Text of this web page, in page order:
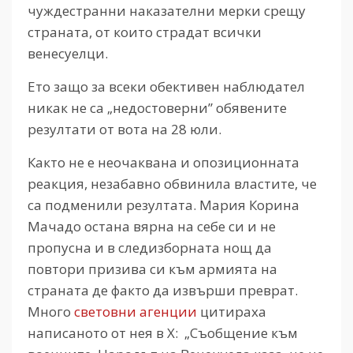
чуждестранни наказателни мерки срещу
страната, от които страдат всички
венесуелци.
Ето защо за всеки обективен наблюдател
никак не са „недостоверни” обявените
резултати от вота на 28 юли.
Както не е неочаквана и опозиционната
реакция, незабавно обвинила властите, че
са подменили резултата. Мария Корина
Мачадо остана вярна на себе си и не
пропусна и в следизборната нощ да
повтори призива си към армията на
страната де факто да извърши преврат.
Много световни агенции цитираха
написаното от нея в Х: „Съобщение към